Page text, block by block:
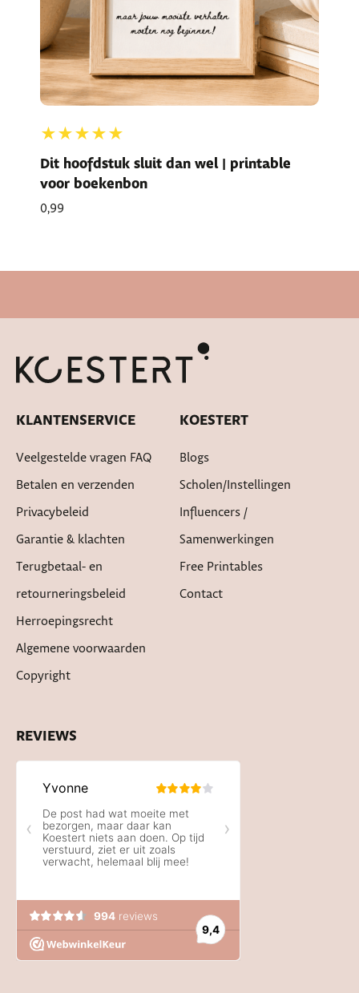
★★★★★
Dit hoofdstuk sluit dan wel | printable
voor boekenbon
0,99
Cadeautje bij bestelling
KLANTENSERVICE
Veelgestelde vragen FAQ
Betalen en verzenden
Privacybeleid
Garantie & klachten
Terugbetaal- en
retourneringsbeleid
Herroepingsrecht
Algemene voorwaarden
Copyright
KOESTERT
Blogs
Scholen/instellingen
Influencers /
Samenwerkingen
Free Printables
Contact
REVIEWS